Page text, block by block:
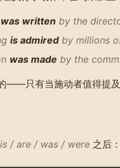
was written by the
is admiredby millions
was made by the
——只有当施动者值得提及
/ are / was / were 之后：